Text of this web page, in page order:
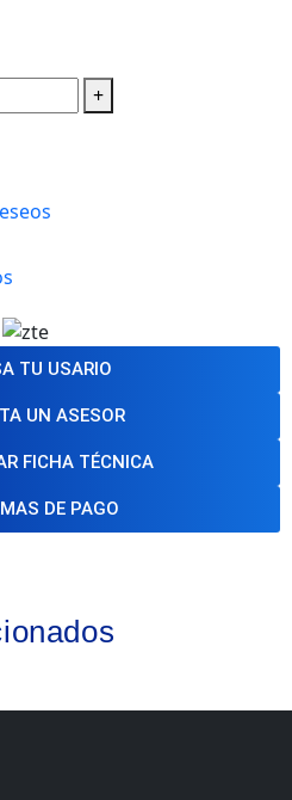
+
TU USARIO
UN ASESOR
FICHA TÉCNICA
DE PAGO